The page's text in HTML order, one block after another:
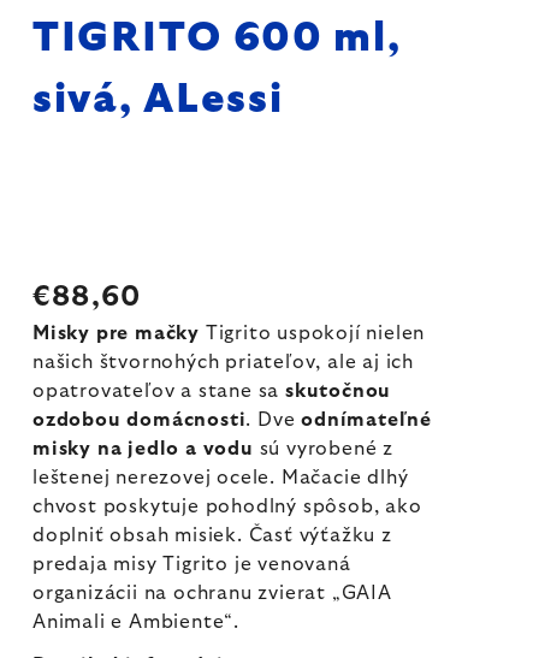
TIGRITO 600 ml,
sivá, ALessi
€88,60
Misky pre mačky Tigrito uspokojí nielen
našich štvornohých priateľov, ale aj ich
opatrovateľov a stane saskutočnou
ozdobou domácnosti. Dveodnímateľné
misky na jedlo a vodu sú vyrobené z
leštenej nerezovej ocele. Mačacie dlhý
chvost poskytuje pohodlný spôsob, ako
doplniť obsah misiek. Časť výťažku z
predaja misy Tigrito je venovaná
organizácii na ochranu zvierat „GAIA
Animali e Ambiente“.